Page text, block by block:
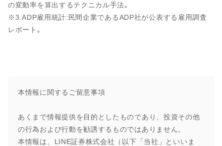
の変動率を算出するテクニカル手法｡
※3.ADP雇用統計:民間企業であるADP社が公表する雇用調査
レポート｡
本情報に関するご留意事項
あくまで情報提供を目的としたものであり、投資その他
の行為および行動を勧誘するものではありません。
本情報は、LINE証券株式会社（以下「当社」といいま